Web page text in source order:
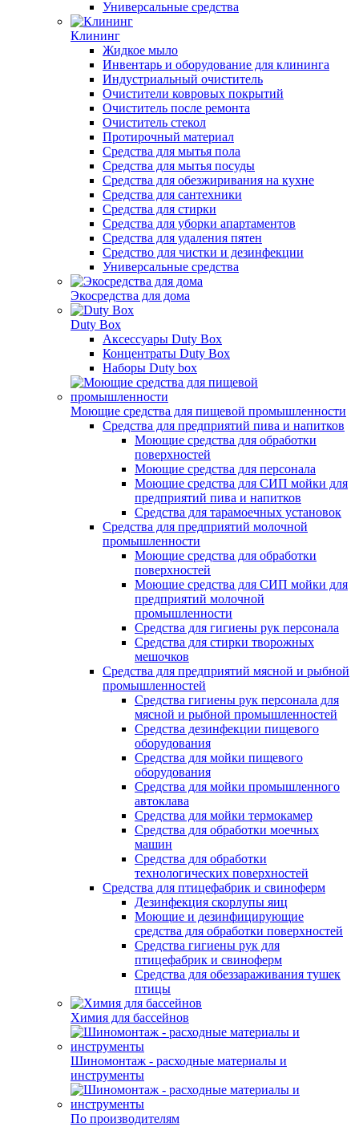
Универсальные средства
Клининг
Жидкое мыло
Инвентарь и оборудование для клининга
Индустриальный очиститель
Очистители ковровых покрытий
Очиститель после ремонта
Очиститель стекол
Протирочный материал
Средства для мытья пола
Средства для мытья посуды
Средства для обезжиривания на кухне
Средства для сантехники
Средства для стирки
Средства для уборки апартаментов
Средства для удаления пятен
Средство для чистки и дезинфекции
Универсальные средства
Экосредства для дома
Duty Box
Аксессуары Duty Box
Концентраты Duty Box
Наборы Duty box
Моющие средства для пищевой промышленности
Cредства для предприятий пива и напитков
Моющие средства для обработки
поверхностей
Моющие средства для персонала
Моющие средства для СИП мойки для
предприятий пива и напитков
Средства для тарамоечных установок
Средства для предприятий молочной
промышленности
Моющие средства для обработки
поверхностей
Моющие средства для СИП мойки для
предприятий молочной
промышленности
Средства для гигиены рук персонала
Средства для стирки творожных
мешочков
Средства для предприятий мясной и рыбной
промышленностей
Средства гигиены рук персонала для
мясной и рыбной промышленностей
Средства дезинфекции пищевого
оборудования
Средства для мойки пищевого
оборудования
Средства для мойки промышленного
автоклава
Средства для мойки термокамер
Средства для обработки моечных
машин
Средства для обработки
технологических поверхностей
Средства для птицефабрик и свиноферм
Дезинфекция скорлупы яиц
Моющие и дезинфицирующие
средства для обработки поверхностей
Средства гигиены рук для
птицефабрик и свиноферм
Средства для обеззараживания тушек
птицы
Химия для бассейнов
Шиномонтаж - расходные материалы и
инструменты
По производителям